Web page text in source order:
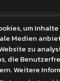
Online
um
Medien
zu
die
Weitere